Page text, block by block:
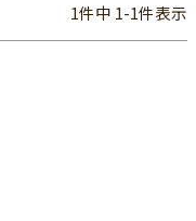
1件中 1-1件表示